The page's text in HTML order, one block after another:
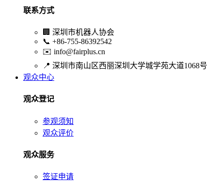
联系方式
🏢 深圳市机器人协会
📞 +86-755-86392542
✉️ info@fairplus.cn
📍 深圳市南山区西丽深圳大学城学苑大道1068号
观众中心
观众登记
参观须知
观众评价
观众服务
签证申请